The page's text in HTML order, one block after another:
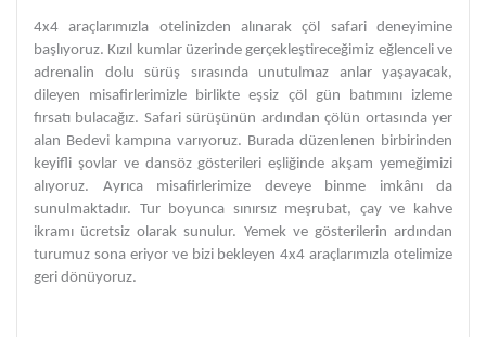
4x4 araçlarımızla otelinizden alınarak çöl safari deneyimine
başlıyoruz. Kızıl kumlar üzerinde gerçekleştireceğimiz eğlenceli ve
adrenalin dolu sürüş sırasında unutulmaz anlar yaşayacak,
dileyen misafirlerimizle birlikte eşsiz çöl gün batımını izleme
fırsatı bulacağız. Safari sürüşünün ardından çölün ortasında yer
alan Bedevi kampına varıyoruz. Burada düzenlenen birbirinden
keyifli şovlar ve dansöz gösterileri eşliğinde akşam yemeğimizi
alıyoruz. Ayrıca misafirlerimize deveye binme imkânı da
sunulmaktadır. Tur boyunca sınırsız meşrubat, çay ve kahve
ikramı ücretsiz olarak sunulur. Yemek ve gösterilerin ardından
turumuz sona eriyor ve bizi bekleyen 4x4 araçlarımızla otelimize
geri dönüyoruz.